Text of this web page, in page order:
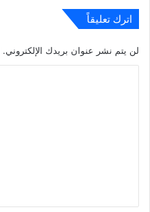
اترك تعليقاً
لن يتم نشر عنوان بريدك الإلكتروني.